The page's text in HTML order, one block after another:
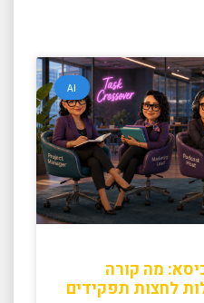
AI
מה קורה
לחצות תפקידים